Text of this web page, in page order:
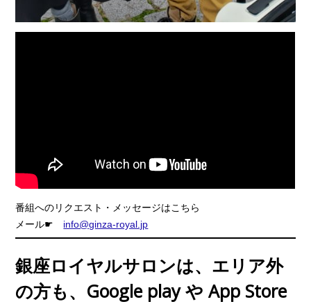
番組へのリクエスト・メッセージはこちら
メール☛ info@ginza-royal.jp
銀座ロイヤルサロンは、エリア外
の方も、Google play や App Store